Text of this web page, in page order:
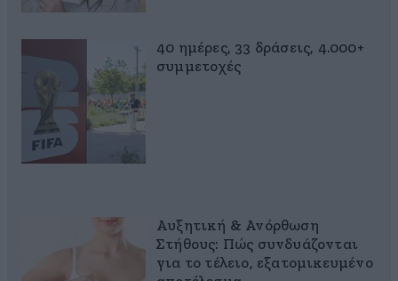
40 ημέρες, 33 δράσεις, 4.000+
συμμετοχές
Αυξητική & Ανόρθωση
Στήθους: Πώς συνδυάζονται
για το τέλειο, εξατομικευμένο